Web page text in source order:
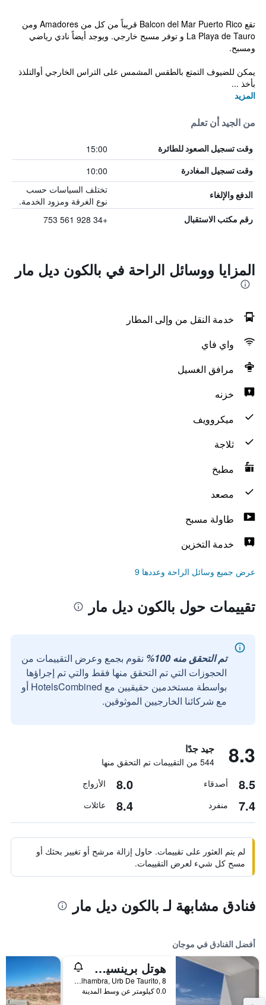
تقع Balcon del Mar Puerto Rico قريباً من كل من Amadores ومن
La Playa de Tauro و توفر مسبح خارجي. ويوجد أيضاً نادي رياضي
ومسبح.
يمكن للضيوف التمتع بالطقس المشمس على التراس الخارجي أوالتلذذ
بأخذ ...
المزيد
من الجيد أن تعلم
وقت تسجيل الصعود للطائرة 15:00
وقت تسجيل المغادرة 10:00
الدفع والإلغاء
تختلف السياسات حسب
نوع الغرفة ومزود الخدمة.
رقم مكتب الاستقبال +34 928 561 753
المزايا ووسائل الراحة في بالكون ديل مار
خدمة النقل من وإلى المطار
واي فاي
مرافق الغسيل
خزنه
ميكروويف
ثلاجة
مطبخ
مصعد
طاولة مسبح
خدمة التخزين
عرض جميع وسائل الراحة وعددها 9
تقييمات حول بالكون ديل مار
تم التحقق منه 100%
نقوم بجمع وعرض التقييمات من
الحجوزات التي تم التحقق منها فقط والتي تم إجراؤها
بواسطة مستخدمين حقيقيين مع HotelsCombined أو
مع شركائنا الخارجيين الموثوقين.
8.3 جيد جدًا
544 من التقييمات تم التحقق منها
8.5 أصدقاء 8.0 الأزواج
7.4 منفرد 8.4 عائلات
لم يتم العثور على تقييمات. حاول إزالة مرشح أو تغيير بحثك أو
مسح كل شيء لعرض التقييمات.
فنادق مشابهة لـ بالكون ديل مار
أفضل الفنادق في موجان
هوتل برينسيس توريتو - شامامل جميع الخدمات
Calle Alhambra, Urb De Taurito, 8, موجان, كناريا الكبرى, أسبانيا
0.0 كيلومتر عن وسط المدينة